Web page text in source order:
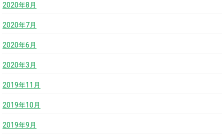
2020年8月
2020年7月
2020年6月
2020年3月
2019年11月
2019年10月
2019年9月